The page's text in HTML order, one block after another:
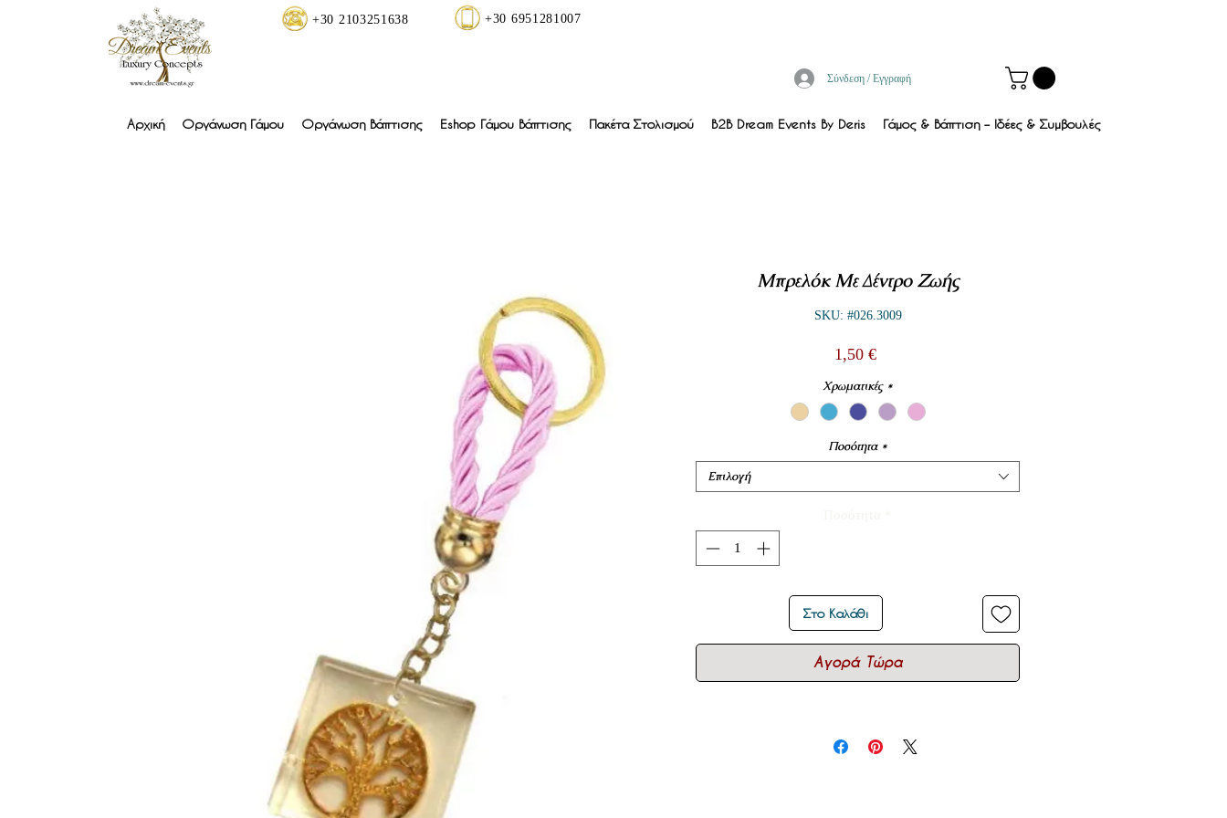
+30 2103251638 +30 6951281007
Σύνδεση / Εγγραφή
Αρχική Οργάνωση Γάμου Οργάνωση Βάπτισης Eshop Γάμου Βάπτισης Πακέτα Στολισμού B2B Dream Events By Deris Γάμος & Βάπτιση – Ιδέες & Συμβουλές
Μπρελόκ Με Δέντρο Ζωής
SKU: #026.3009
1,50 €Τιμή
Χρωματικές *
Ποσότητα *
Επιλογή
Στο Καλάθι
Αγορά Τώρα